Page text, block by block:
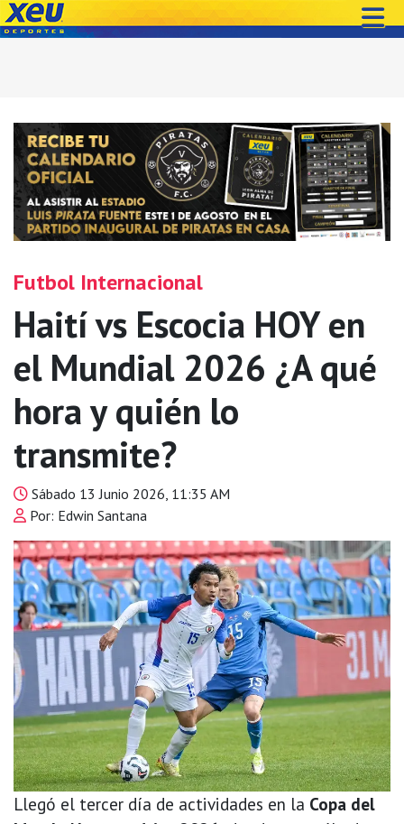
Futbol Internacional
Haití vs Escocia HOY en
el Mundial 2026 ¿A qué
hora y quién lo
transmite?
Sábado 13 Junio 2026, 11:35 AM
Por: Edwin Santana
Llegó el tercer día de actividades en la Copa del